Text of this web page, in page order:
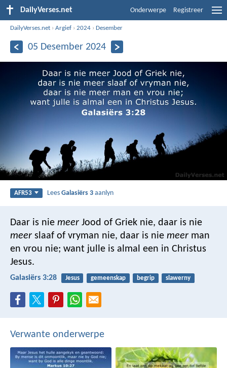
DailyVerses.net Onderwerpe Registreer
DailyVerses.net ›Argief ›2024 ›Desember
05 Desember 2024
AFR53 LeesGalasiërs 3 aanlyn
Daar is nie meer Jood of Griek nie, daar is nie
meer slaaf of vryman nie, daar is nie meer man
en vrou nie; want julle is almal een in Christus
Jesus.
Galasiërs 3:28 Jesus gemeenskap begrip slawerny
Verwante onderwerpe